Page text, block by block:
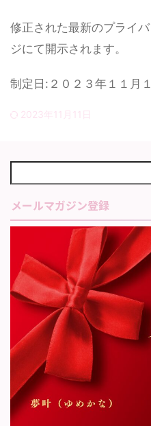
修正された最新のプライ
ジにて開示されます。
制定日:２０２３年１１月
2023年11月11日
メールマガジン登録